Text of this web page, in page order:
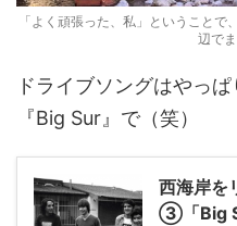
「よく頑張った、私」ということ
辺でま
ドライブソングはやっ
『Big Sur』で（笑）
西海岸を
③「Big